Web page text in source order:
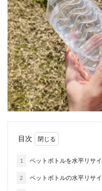
目次
1 ペットボトルを水平リサ
2 ペットボトルの水平リサ